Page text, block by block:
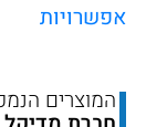
היה:אפשרויות
המוצרים